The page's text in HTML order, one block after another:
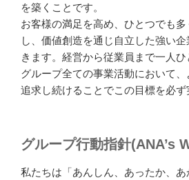
を築くことです。
お客様の満足を高め、ひとつでも
し、価値創造を通じ自立した強い
きます。経営から従業員まで一人ひ
グループ全ての事業活動において
追求し続けることでこの目標を必ず
グループ行動指針(ANA’s
私たちは「あんしん、あったか、あ